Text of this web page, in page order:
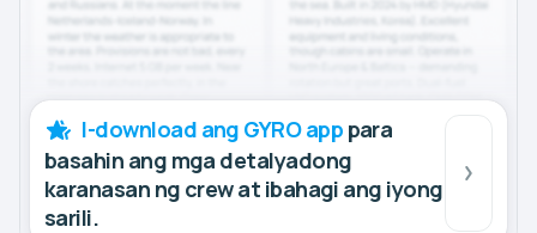
I-download ang GYRO app para
basahin ang mga detalyadong
karanasan ng crew at ibahagi ang iyong
sarili.